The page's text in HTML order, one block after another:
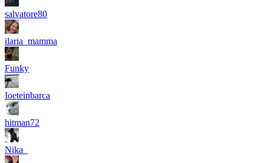
salvatore80
ilaria_mamma
Funky
Ioeteinbarca
hitman72
Nika_